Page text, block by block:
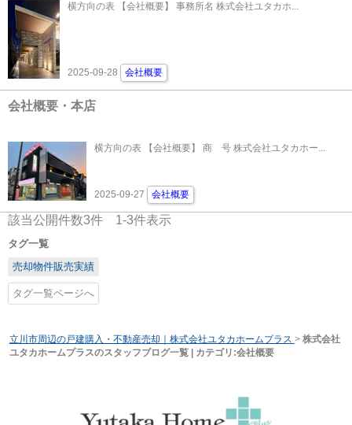
横方向の表 【会社概要】 事務所名 株式会社ユタカホ...
2025-09-28 会社概要
会社概要・本店
横方向の表 【会社概要】 商 号 株式会社ユタカホー...
2025-09-27 会社概要
該当公開件数3件 1-3件表示
タグ一覧
売却物件販売実績
タグ一覧ページへ
立川市周辺の戸建購入・不動産売却｜株式会社ユタカホームプラス > 株式会社
ユタカホームプラスのスタッフブログ一覧 | カテゴリ:会社概要